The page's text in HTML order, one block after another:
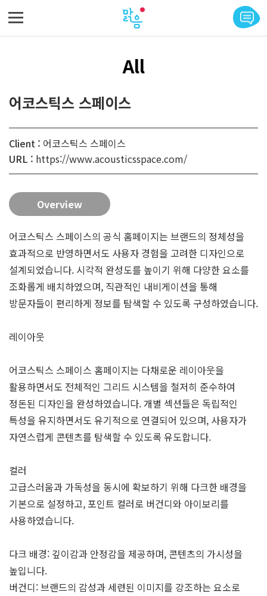
All
어코스틱스 스페이스
Client : 어코스틱스 스페이스
URL : https://www.acousticsspace.com/
Overview
어코스틱스 스페이스의 공식 홈페이지는 브랜드의 정체성을
효과적으로 반영하면서도 사용자 경험을 고려한 디자인으로
설계되었습니다. 시각적 완성도를 높이기 위해 다양한 요소를
조화롭게 배치하였으며, 직관적인 내비게이션을 통해
방문자들이 편리하게 정보를 탐색할 수 있도록 구성하였습니다.
레이아웃
어코스틱스 스페이스 홈페이지는 다채로운 레이아웃을
활용하면서도 전체적인 그리드 시스템을 철저히 준수하여
정돈된 디자인을 완성하였습니다. 개별 섹션들은 독립적인
특성을 유지하면서도 유기적으로 연결되어 있으며, 사용자가
자연스럽게 콘텐츠를 탐색할 수 있도록 유도합니다.
컬러
고급스러움과 가독성을 동시에 확보하기 위해 다크한 배경을
기본으로 설정하고, 포인트 컬러로 버건디와 아이보리를
사용하였습니다.
다크 배경: 깊이감과 안정감을 제공하며, 콘텐츠의 가시성을
높입니다.
버건디: 브랜드의 감성과 세련된 이미지를 강조하는 요소로